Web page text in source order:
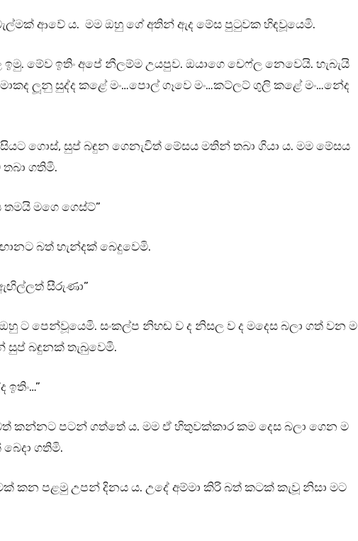
ආවේ ය. මම ඔහු ගේ අතින් ඇද මේස පුටුවක හිඳවූයෙමි.
මේව ඉතිං අපේ නීලම්ම උයපුව. ඔයාගෙ චෙෆ්ල නෙවෙයි. හැබැයි
ලූනු සුද්ද කළේ මං…පොල් ගෑවෙ මං…කට්ලට් ගුලි කළේ මං…නේද
ගොස්, සුප් බඳුන ගෙනැවිත් මේසය මතින් තබා ගියා ය. මම මේසය
ගතිමි.
මගෙ ගෙස්ට්”
බත් හැන්දක් බෙදුවෙමි.
සීරුණා”
ට පෙන්වූයෙමි. සංකල්ප නිහඬ ව ද නිසල ව ද මදෙස බලා ගත් වන ම
සුප් බඳුනක් තැබුවෙමි.
කන්නට පටන් ගත්තේ ය. මම ඒ හිතුවක්කාර කම දෙස බලා ගෙන ම
ගතිමි.
කන පළමු උපන් දිනය ය. උදේ අම්මා කිරි බත් කටක් කැවූ නිසා මට